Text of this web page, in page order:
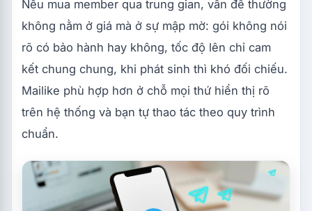
Nếu mua member qua trung gian, vấn đề thường
không nằm ở giá mà ở sự mập mờ: gói không nói
rõ có bảo hành hay không, tốc độ lên chỉ cam
kết chung chung, khi phát sinh thì khó đối chiếu.
Mailike phù hợp hơn ở chỗ mọi thứ hiển thị rõ
trên hệ thống và bạn tự thao tác theo quy trình
chuẩn.